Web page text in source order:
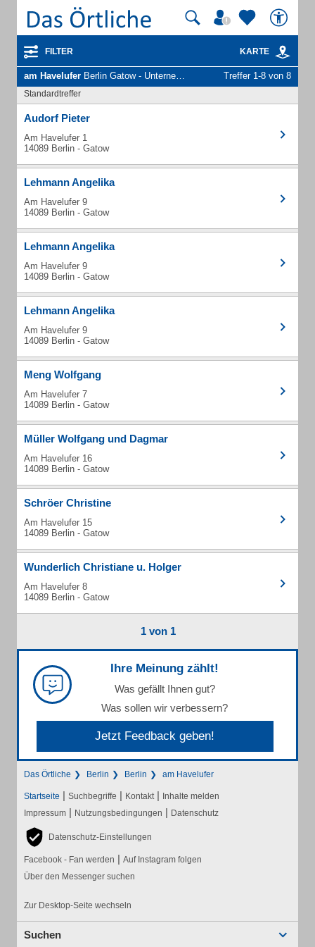
FILTER KARTE
am Havelufer Berlin Gatow - Unternehmen und Personen Treffer 1-8 von 8
Standardtreffer
Audorf Pieter
Am Havelufer 1
14089 Berlin - Gatow
Lehmann Angelika
Am Havelufer 9
14089 Berlin - Gatow
Lehmann Angelika
Am Havelufer 9
14089 Berlin - Gatow
Lehmann Angelika
Am Havelufer 9
14089 Berlin - Gatow
Meng Wolfgang
Am Havelufer 7
14089 Berlin - Gatow
Müller Wolfgang und Dagmar
Am Havelufer 16
14089 Berlin - Gatow
Schröer Christine
Am Havelufer 15
14089 Berlin - Gatow
Wunderlich Christiane u. Holger
Am Havelufer 8
14089 Berlin - Gatow
1 von 1
Ihre Meinung zählt!
Was gefällt Ihnen gut?
Was sollen wir verbessern?
Jetzt Feedback geben!
Das Örtliche Berlin Berlin am Havelufer
Startseite | Suchbegriffe | Kontakt | Inhalte melden
Impressum | Nutzungsbedingungen | Datenschutz
Datenschutz-Einstellungen
Facebook - Fan werden | Auf Instagram folgen
Über den Messenger suchen
Zur Desktop-Seite wechseln
Suchen